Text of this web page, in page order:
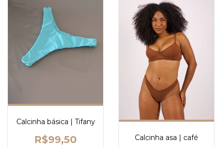
Calcinha básica | Tifany
R$99,50 Calcinha asa | café